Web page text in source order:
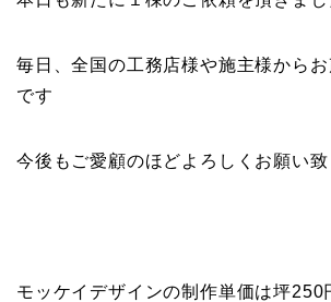
毎日、全国の工務店様や施主様から
です
今後もご愛顧のほどよろしくお願い致
モッケイデザインの制作単価は坪250